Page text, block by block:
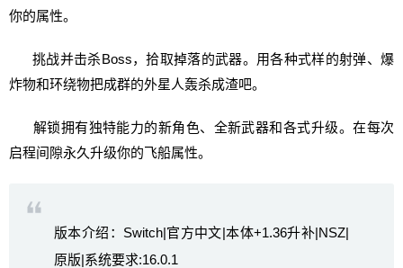
你的属性。
挑战并击杀Boss，拾取掉落的武器。用各种式样的射弹、爆
炸物和环绕物把成群的外星人轰杀成渣吧。
解锁拥有独特能力的新角色、全新武器和各式升级。在每次
启程间隙永久升级你的飞船属性。
版本介绍：Switch|官方中文|本体+1.36升补|NSZ|
原版|系统要求:16.0.1